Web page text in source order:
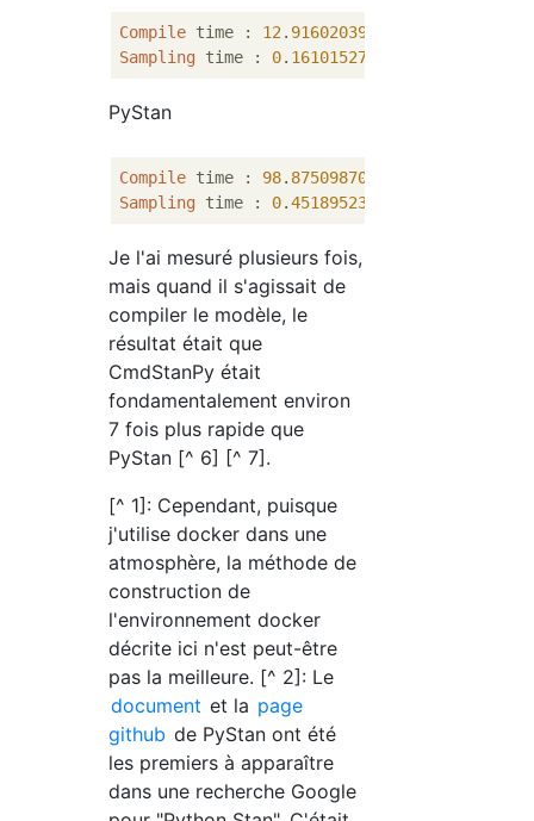
Compile time : 12 . 916020393371582
Sampling time : 0. 16101527214050293
PyStan
Compile time : 98. 87509870529175
Sampling time : 0.45189523696899414
Je l'ai mesuré plusieurs fois,
mais quand il s'agissait de
compiler le modèle, le
résultat était que
CmdStanPy était
fondamentalement environ
7 fois plus rapide que
PyStan [^ 6] [^ 7].
[^ 1]: Cependant, puisque
j'utilise docker dans une
atmosphère, la méthode de
construction de
l'environnement docker
décrite ici n'est peut-être
pas la meilleure. [^ 2]: Le
document et la page
github de PyStan ont été
les premiers à apparaître
dans une recherche Google